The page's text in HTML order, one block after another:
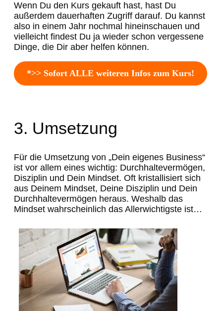
Wenn Du den Kurs gekauft hast, hast Du
außerdem dauerhaften Zugriff darauf. Du kannst
also in einem Jahr nochmal hineinschauen und
vielleicht findest Du ja wieder schon vergessene
Dinge, die Dir aber helfen können.
*>> Sofort ALLE weiteren Infos zum Kurs!
3. Umsetzung
Für die Umsetzung von „Dein eigenes Business“
ist vor allem eines wichtig: Durchhaltevermögen,
Disziplin und Dein Mindset. Oft kristallisiert sich
aus Deinem Mindset, Deine Disziplin und Dein
Durchhaltevermögen heraus. Weshalb das
Mindset wahrscheinlich das Allerwichtigste ist…